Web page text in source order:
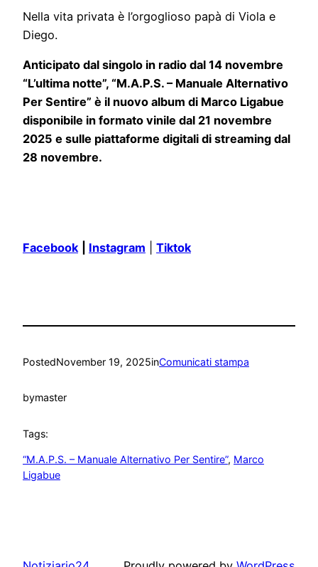
Nella vita privata è l’orgoglioso papà di Viola e
Diego.
Anticipato dal singolo in radio dal 14 novembre
“L’ultima notte”, “M.A.P.S. – Manuale Alternativo
Per Sentire” è il nuovo album di Marco Ligabue
disponibile in formato vinile dal 21 novembre
2025 e sulle piattaforme digitali di streaming dal
28 novembre.
Facebook Instagram Tiktok
PostedNovember 19, 2025inComunicati stampa
bymaster
Tags:
“M.A.P.S. – Manuale Alternativo Per Sentire”, Marco
Ligabue